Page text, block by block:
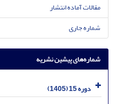
مقالات آماده انتشار
شماره جاری
شماره‌های پیشین نشریه
دوره 15 (1405)